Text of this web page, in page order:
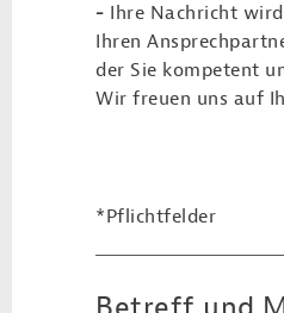
- Ihre Nachricht
Ihren
der Sie kompetent
Wir freuen uns auf
*Pflichtfelder